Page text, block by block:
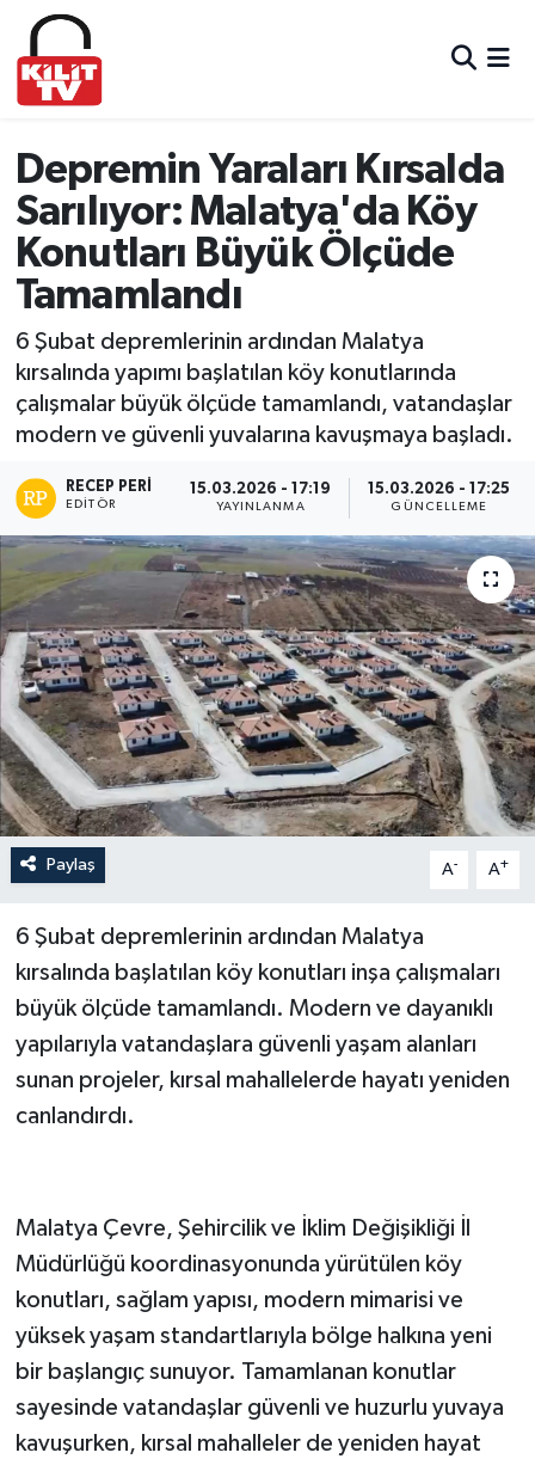
Depremin Yaraları Kırsalda
Sarılıyor: Malatya'da Köy
Konutları Büyük Ölçüde
Tamamlandı
6 Şubat depremlerinin ardından Malatya
kırsalında yapımı başlatılan köy konutlarında
çalışmalar büyük ölçüde tamamlandı, vatandaşlar
modern ve güvenli yuvalarına kavuşmaya başladı.
RECEP PERI
EDITÖR
15.03.2026 - 17:19
YAYINLANMA
15.03.2026 - 17:25
GÜNCELLEME
Paylaş A- A+
6 Şubat depremlerinin ardından Malatya
kırsalında başlatılan köy konutları inşa çalışmaları
büyük ölçüde tamamlandı. Modern ve dayanıklı
yapılarıyla vatandaşlara güvenli yaşam alanları
sunan projeler, kırsal mahallelerde hayatı yeniden
canlandırdı.
Malatya Çevre, Şehircilik ve İklim Değişikliği İl
Müdürlüğü koordinasyonunda yürütülen köy
konutları, sağlam yapısı, modern mimarisi ve
yüksek yaşam standartlarıyla bölge halkına yeni
bir başlangıç sunuyor. Tamamlanan konutlar
sayesinde vatandaşlar güvenli ve huzurlu yuvaya
kavuşurken, kırsal mahalleler de yeniden hayat
Hava Durumu
Trafik Durumu
Süper Lig Puan Durumu ve Fikstür
Tüm Manşetler
Son Dakika Haberleri
Haber Arşivi